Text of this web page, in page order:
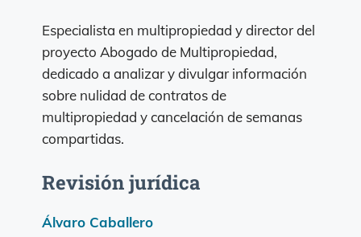
Especialista en multipropiedad y director del
proyecto Abogado de Multipropiedad,
dedicado a analizar y divulgar información
sobre nulidad de contratos de
multipropiedad y cancelación de semanas
compartidas.
Revisión jurídica
Álvaro Caballero